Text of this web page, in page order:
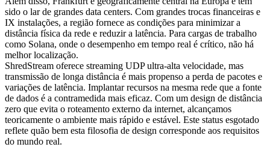
sido o lar de grandes data centers. Com grandes trocas financeiras e
IX instalações, a região fornece as condições para minimizar a
distância física da rede e reduzir a latência. Para cargas de trabalho
como Solana, onde o desempenho em tempo real é crítico, não há
melhor localização.
ShredStream oferece streaming UDP ultra-alta velocidade, mas
transmissão de longa distância é mais propenso a perda de pacotes e
variações de latência. Implantar recursos na mesma rede que a fonte
de dados é a contramedida mais eficaz. Com um design de distância
zero que evita o roteamento externo da internet, alcançamos
teoricamente o ambiente mais rápido e estável. Este status esgotado
reflete quão bem esta filosofia de design corresponde aos requisitos
do mundo real.